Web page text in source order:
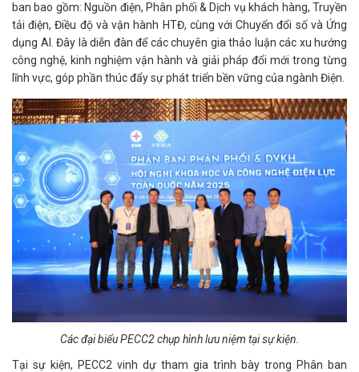
ban bao gồm: Nguồn điện, Phân phối & Dịch vụ khách hàng, Truyền
tải điện, Điều độ và vận hành HTĐ, cùng với Chuyển đổi số và Ứng
dụng AI. Đây là diễn đàn để các chuyên gia thảo luận các xu hướng
công nghệ, kinh nghiệm vận hành và giải pháp đổi mới trong từng
lĩnh vực, góp phần thúc đẩy sự phát triển bền vững của ngành Điện.
Các đại biểu PECC2 chụp hình lưu niệm tại sự kiện.
Tại sự kiện, PECC2 vinh dự tham gia trình bày trong Phân ban